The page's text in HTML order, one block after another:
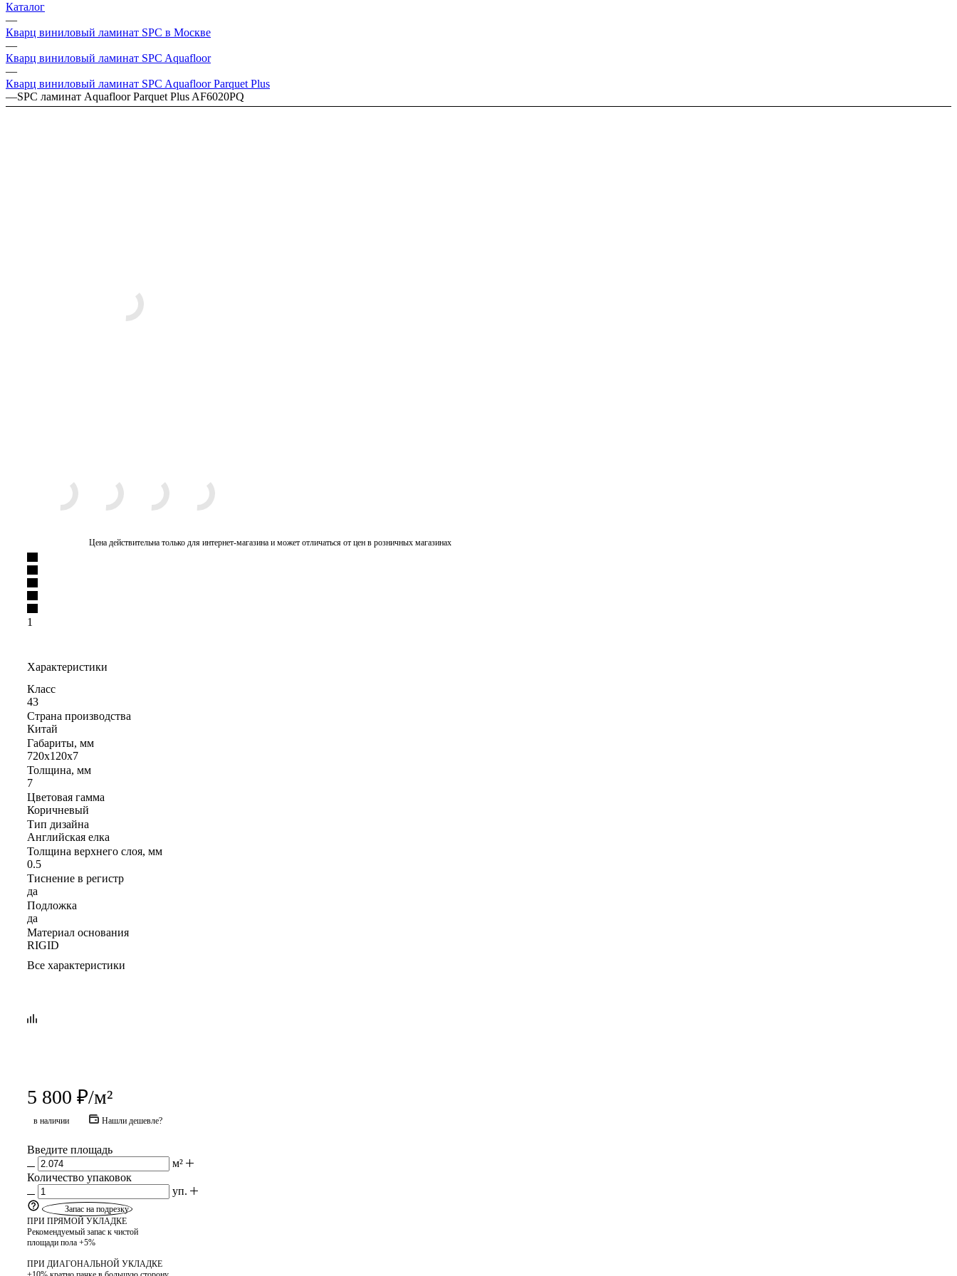
Каталог
—
Кварц виниловый ламинат SPC в Москве
—
Кварц виниловый ламинат SPC Aquafloor
—
Кварц виниловый ламинат SPC Aquafloor Parquet Plus
—SPC ламинат Aquafloor Parquet Plus AF6020PQ
Цена действительна только для интернет-магазина и может отличаться от цен в розничных магазинах
1
Характеристики
Класс
43
Страна производства
Китай
Габариты, мм
720x120x7
Толщина, мм
7
Цветовая гамма
Коричневый
Тип дизайна
Английская елка
Толщина верхнего слоя, мм
0.5
Тиснение в регистр
да
Подложка
да
Материал основания
RIGID
Все характеристики
5 800 ₽/м²
в наличии Нашли дешевле?
Введите площадь
м²
Количество упаковок
уп.
Запас на подрезку
ПРИ ПРЯМОЙ УКЛАДКЕ
Рекомендуемый запас к чистой
площади пола +5%
ПРИ ДИАГОНАЛЬНОЙ УКЛАДКЕ